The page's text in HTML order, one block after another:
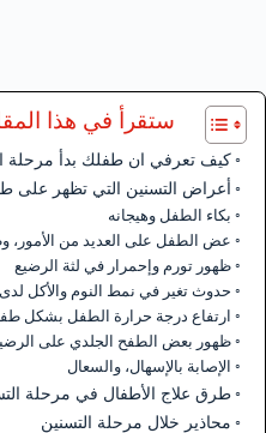
ستقرأ في هذا
كيف تعرفي ان طفلك بدأ مرحلة
أعراض التسنين التي تظهر على
بكاء الطفل وهيجانه
عض الطفل على العديد من الأمور،
ظهور تورم وإحمرار في لثة الرضيع
حدوث تغير في نمط النوم والأكل
ارتفاع درجة حرارة الطفل بشكل
ظهور بعض الطفح الجلدي على
الإصابة بالإسهال، والسعال
طرق علاج الأطفال في مرحلة
محاذير خلال مرحلة التسنين